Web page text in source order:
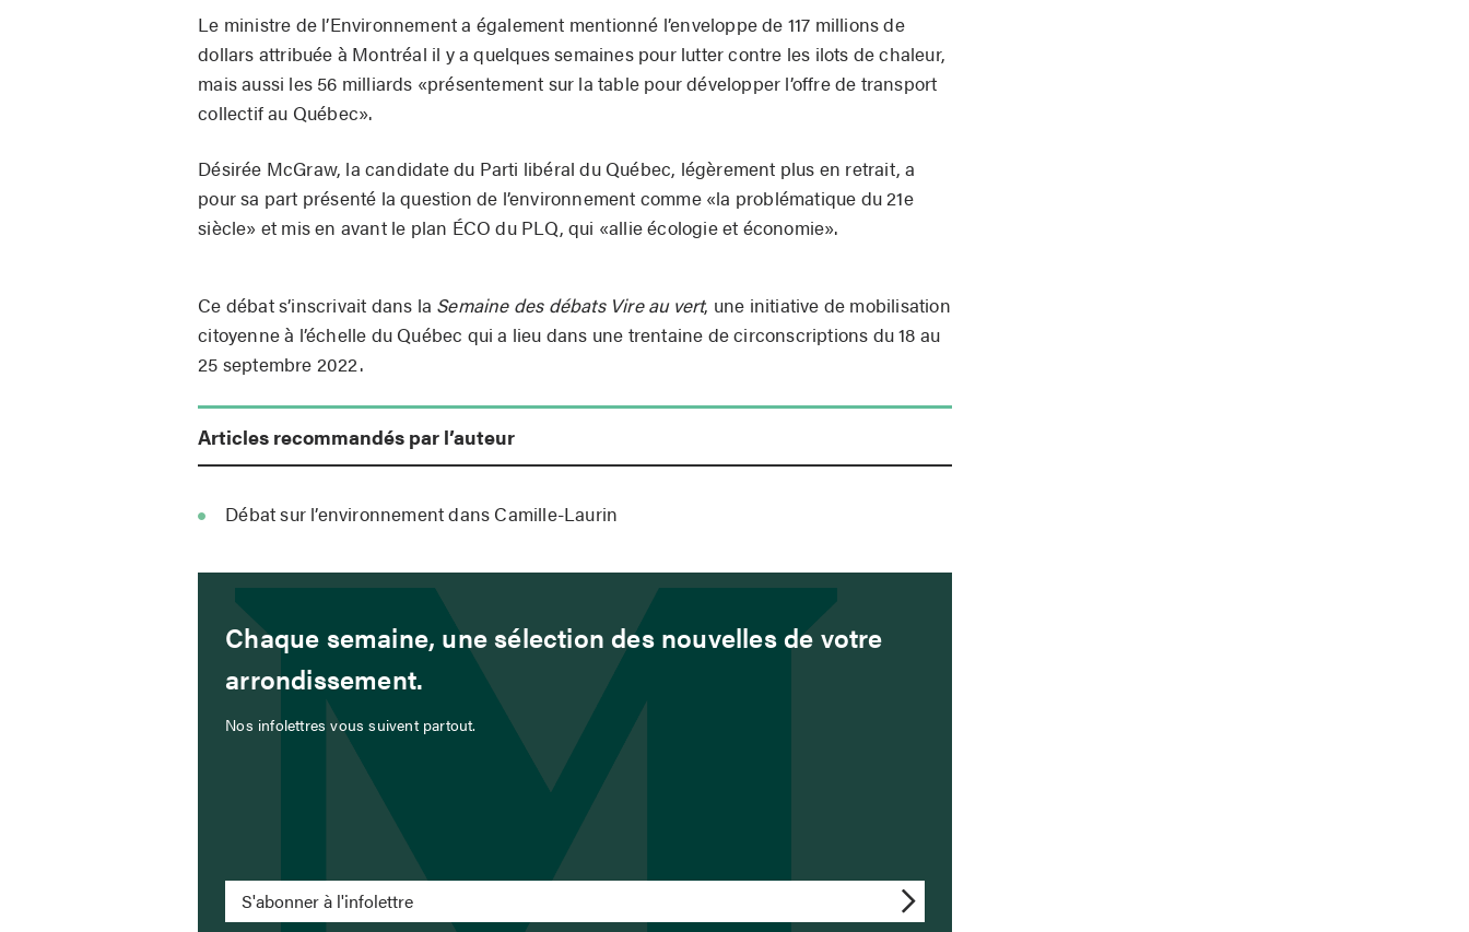
Le ministre de l’Environnement a également mentionné l’enveloppe de 117 millions de
dollars attribuée à Montréal il y a quelques semaines pour lutter contre les ilots de chaleur,
mais aussi les 56 milliards «présentement sur la table pour développer l’offre de transport
collectif au Québec».
Désirée McGraw, la candidate du Parti libéral du Québec, légèrement plus en retrait, a
pour sa part présenté la question de l’environnement comme «la problématique du 21e
siècle» et mis en avant le plan ÉCO du PLQ, qui «allie écologie et économie».
Ce débat s’inscrivait dans la Semaine des débats Vire au vert, une initiative de mobilisation
citoyenne à l’échelle du Québec qui a lieu dans une trentaine de circonscriptions du 18 au
25 septembre 2022.
Articles recommandés par l’auteur
Débat sur l’environnement dans Camille-Laurin
Chaque semaine, une sélection des nouvelles de votre
arrondissement.
Nos infolettres vous suivent partout.
S'abonner à l'infolettre